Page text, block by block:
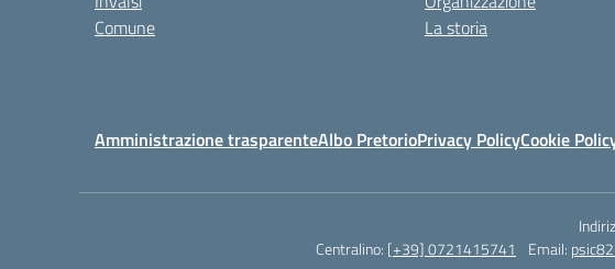
Comune
La storia
Amministrazione trasparenteAlbo PretorioPrivacy PolicyCookie
Centralino: [+39] 0721415741 Email: